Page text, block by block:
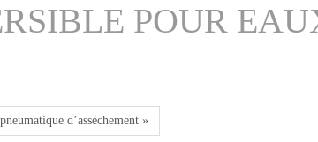
POUR
d’assèchement »